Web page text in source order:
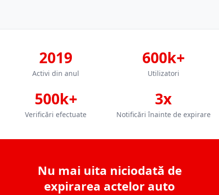
2019
Activi din anul
600k+
Utilizatori
500k+
Verificări efectuate
3x
Notificări înainte de expirare
Nu mai uita niciodată de
expirarea actelor auto